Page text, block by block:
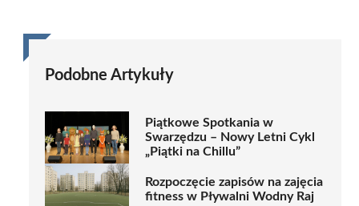
Podobne Artykuły
Piątkowe Spotkania w
Swarzędzu – Nowy Letni Cykl
„Piątki na Chillu”
Rozpoczęcie zapisów na zajęcia
fitness w Pływalni Wodny Raj